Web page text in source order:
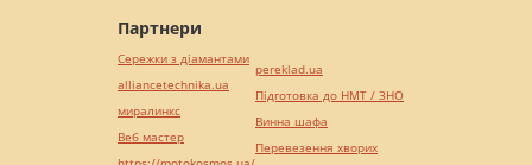
Партнери
Сережки з діамантами
alliancetechnika.ua
миралинкс
Веб мастер
pereklad.ua
Підготовка до НМТ / ЗНО
Винна шафа
Перевезення хворих